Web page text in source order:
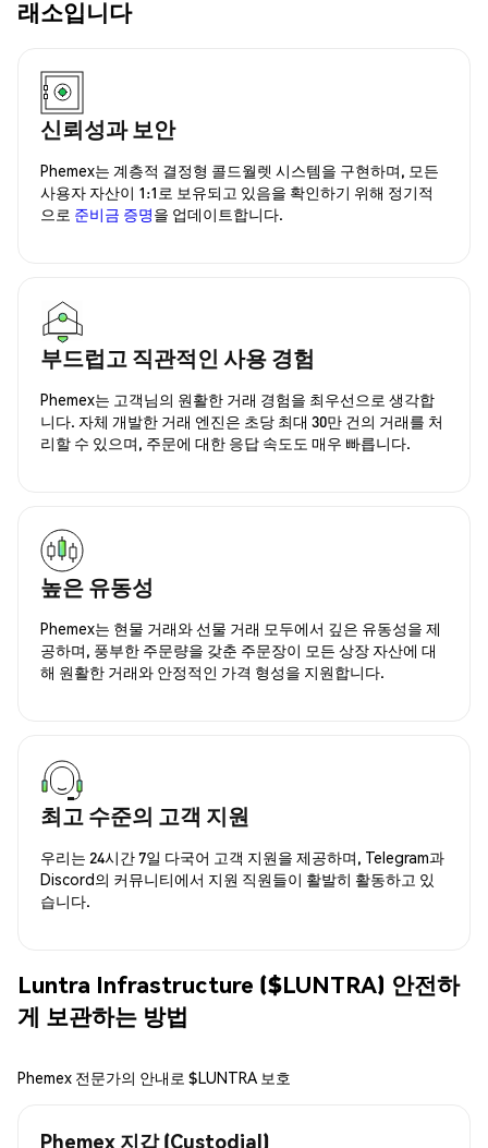
래소입니다
신뢰성과 보안
Phemex는 계층적 결정형 콜드월렛 시스템을 구현하며, 모든
사용자 자산이 1:1로 보유되고 있음을 확인하기 위해 정기적
으로 준비금 증명을 업데이트합니다.
부드럽고 직관적인 사용 경험
Phemex는 고객님의 원활한 거래 경험을 최우선으로 생각합
니다. 자체 개발한 거래 엔진은 초당 최대 30만 건의 거래를 처
리할 수 있으며, 주문에 대한 응답 속도도 매우 빠릅니다.
높은 유동성
Phemex는 현물 거래와 선물 거래 모두에서 깊은 유동성을 제
공하며, 풍부한 주문량을 갖춘 주문장이 모든 상장 자산에 대
해 원활한 거래와 안정적인 가격 형성을 지원합니다.
최고 수준의 고객 지원
우리는 24시간 7일 다국어 고객 지원을 제공하며, Telegram과
Discord의 커뮤니티에서 지원 직원들이 활발히 활동하고 있
습니다.
Luntra Infrastructure ($LUNTRA) 안전하
게 보관하는 방법
Phemex 전문가의 안내로 $LUNTRA 보호
Phemex 지갑 (Custodial)